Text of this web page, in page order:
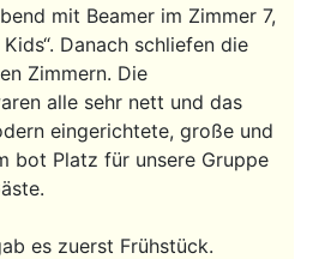
mit Beamer im Zimmer 7,
Danach schliefen die
Zimmern. Die
alle sehr nett und das
eingerichtete, große und
bot Platz für unsere Gruppe
es zuerst Frühstück.